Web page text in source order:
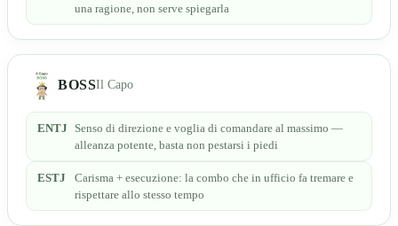
una ragione, non serve spiegarla
BOSSIl Capo
ENTJ
Senso di direzione e voglia di comandare al massimo —
alleanza potente, basta non pestarsi i piedi
ESTJ
Carisma + esecuzione: la combo che in ufficio fa tremare e
rispettare allo stesso tempo